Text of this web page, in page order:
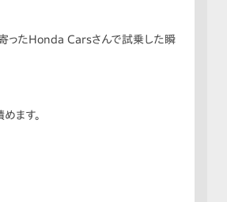
ったHonda Carsさんで試乗した瞬
ます。